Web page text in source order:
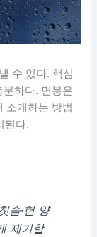
수 있다. 핵심
하다. 면봉은
소개하는 방법
된다.
솔·헌 양
제거할